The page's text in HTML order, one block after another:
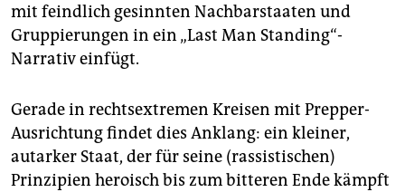
mit feindlich gesinnten Nachbarstaaten und
Gruppierungen in ein „Last Man Standing“-
Narrativ einfügt.
Gerade in rechtsextremen Kreisen mit Prepper-
Ausrichtung findet dies Anklang: ein kleiner,
autarker Staat, der für seine (rassistischen)
Prinzipien heroisch bis zum bitteren Ende kämpft